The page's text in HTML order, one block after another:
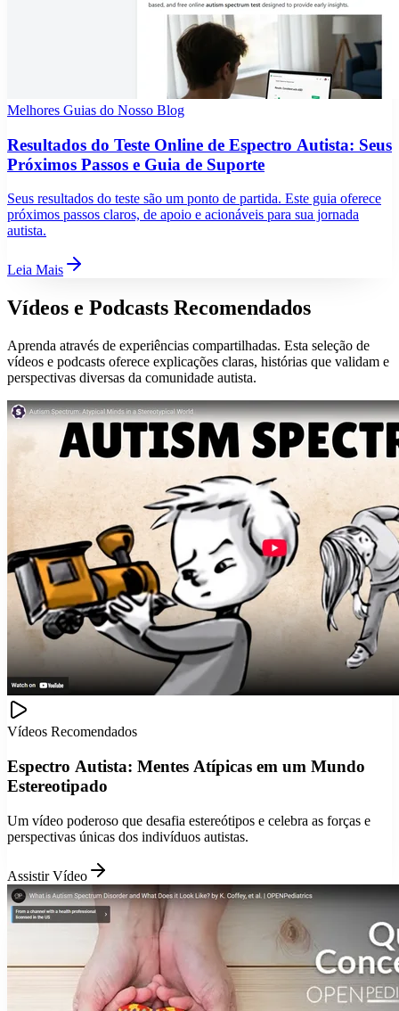
Melhores Guias do Nosso Blog
Resultados do Teste Online de Espectro Autista: Seus
Próximos Passos e Guia de Suporte
Seus resultados do teste são um ponto de partida. Este guia oferece
próximos passos claros, de apoio e acionáveis para sua jornada
autista.
Leia Mais
Vídeos e Podcasts Recomendados
Aprenda através de experiências compartilhadas. Esta seleção de
vídeos e podcasts oferece explicações claras, histórias que validam e
perspectivas diversas da comunidade autista.
Vídeos Recomendados
Espectro Autista: Mentes Atípicas em um Mundo
Estereotipado
Um vídeo poderoso que desafia estereótipos e celebra as forças e
perspectivas únicas dos indivíduos autistas.
Assistir Vídeo